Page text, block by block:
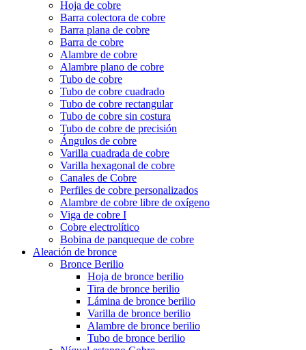
Hoja de cobre
Barra colectora de cobre
Barra plana de cobre
Barra de cobre
Alambre de cobre
Alambre plano de cobre
Tubo de cobre
Tubo de cobre cuadrado
Tubo de cobre rectangular
Tubo de cobre sin costura
Tubo de cobre de precisión
Ángulos de cobre
Varilla cuadrada de cobre
Varilla hexagonal de cobre
Canales de Cobre
Perfiles de cobre personalizados
Alambre de cobre libre de oxígeno
Viga de cobre I
Cobre electrolítico
Bobina de panqueque de cobre
Aleación de bronce
Bronce Berilio
Hoja de bronce berilio
Tira de bronce berilio
Lámina de bronce berilio
Varilla de bronce berilio
Alambre de bronce berilio
Tubo de bronce berilio